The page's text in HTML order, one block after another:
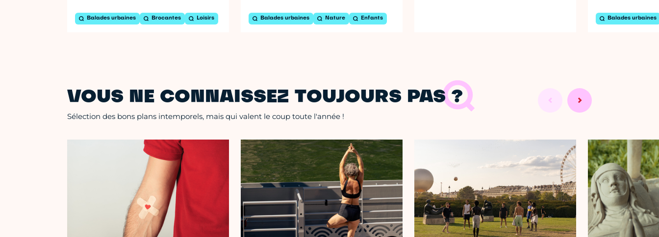
Balades urbaines Brocantes Loisirs Balades urbaines Nature Enfants Balades urbaines
VOUS NE CONNAISSEZ TOUJOURS PAS ?
Sélection des bons plans intemporels, mais qui valent le coup toute l'année !